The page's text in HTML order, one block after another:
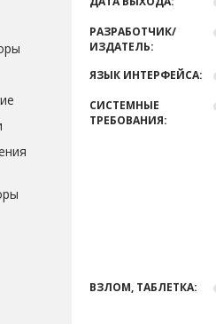
РАЗРАБОТЧИК/
ИЗДАТЕЛЬ:
ЯЗЫК ИНТЕРФЕЙСА:
СИСТЕМНЫЕ
ТРЕБОВАНИЯ:
ВЗЛОМ, ТАБЛЕТКА: